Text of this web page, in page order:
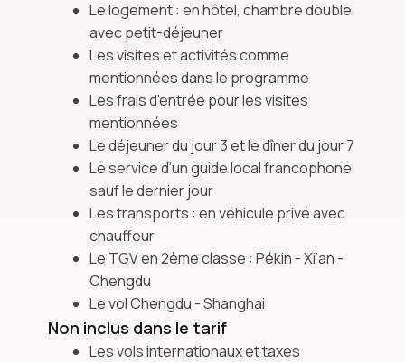
Le logement : en hôtel, chambre double
avec petit-déjeuner
Les visites et activités comme
mentionnées dans le programme
Les frais d'entrée pour les visites
mentionnées
Le déjeuner du jour 3 et le dîner du jour 7
Le service d’un guide local francophone
sauf le dernier jour
Les transports : en véhicule privé avec
chauffeur
Le TGV en 2ème classe : Pékin - Xi’an -
Chengdu
Le vol Chengdu - Shanghai
Non inclus dans le tarif
Les vols internationaux et taxes